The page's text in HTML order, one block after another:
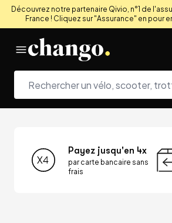
Découvrez notre partenaire Qivio, n°1 de
France ! Cliquez sur "Assurance" en pour
Payez jusqu'en 4x
par carte bancaire sans
frais